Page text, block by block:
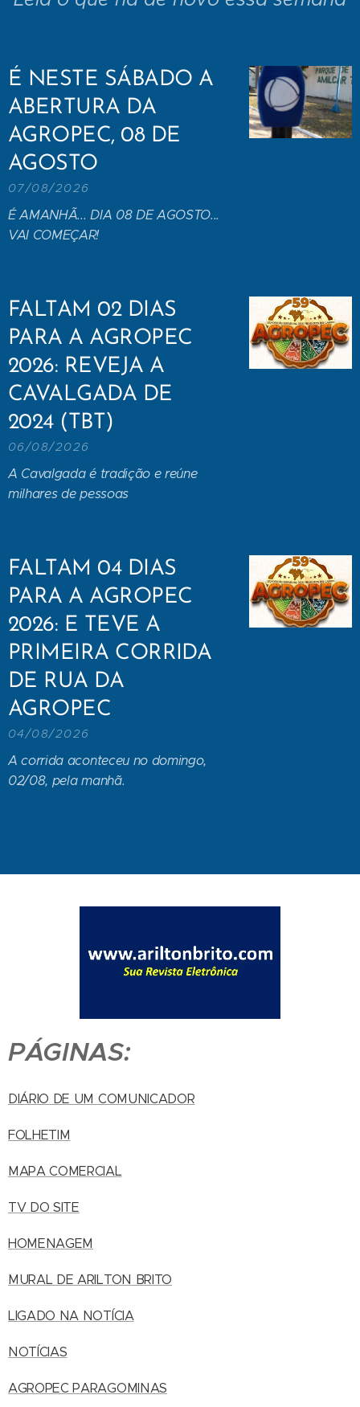
É NESTE SÁBADO A
ABERTURA DA
AGROPEC, 08 DE
AGOSTO
07/08/2026
É AMANHÃ... DIA 08 DE AGOSTO...
VAI COMEÇAR!
FALTAM 02 DIAS
PARA A AGROPEC
2026: REVEJA A
CAVALGADA DE
2024 (TBT)
06/08/2026
A Cavalgada é tradição e reúne
milhares de pessoas
FALTAM 04 DIAS
PARA A AGROPEC
2026: E TEVE A
PRIMEIRA CORRIDA
DE RUA DA
AGROPEC
04/08/2026
A corrida aconteceu no domingo,
02/08, pela manhã.
PÁGINAS:
DIÁRIO DE UM COMUNICADOR
FOLHETIM
MAPA COMERCIAL
TV DO SITE
HOMENAGEM
MURAL DE ARILTON BRITO
LIGADO NA NOTÍCIA
NOTÍCIAS
AGROPEC PARAGOMINAS